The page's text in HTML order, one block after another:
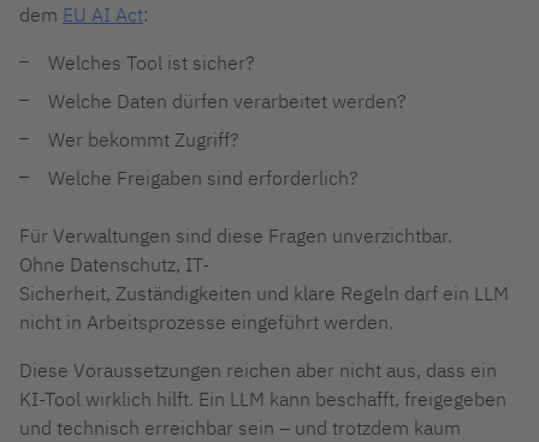
dem EU AI Act:
Welches Tool ist sicher?
Welche Daten dürfen verarbeitet werden?
Wer bekommt Zugriff?
Welche Freigaben sind erforderlich?
Für Verwaltungen sind diese Fragen unverzichtbar.
Ohne Datenschutz, IT-
Sicherheit, Zuständigkeiten und klare Regeln darf ein LLM
nicht in Arbeitsprozesse eingeführt werden.
Diese Voraussetzungen reichen aber nicht aus, dass ein
KI-Tool wirklich hilft. Ein LLM kann beschafft, freigegeben
und technisch erreichbar sein – und trotzdem kaum